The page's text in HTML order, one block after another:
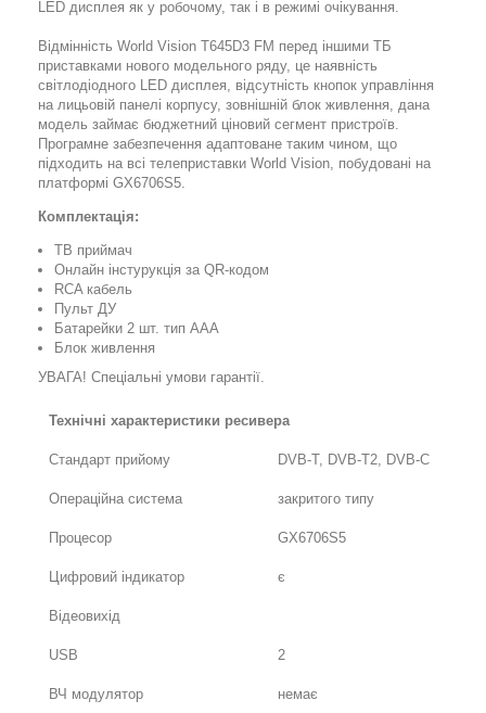
LED дисплея як у робочому, так і в режимі очікування.
Відмінність World Vision T645D3 FM перед іншими ТБ
приставками нового модельного ряду, це наявність
світлодіодного LED дисплея, відсутність кнопок управління
на лицьовій панелі корпусу, зовнішній блок живлення, дана
модель займає бюджетний ціновий сегмент пристроїв.
Програмне забезпечення адаптоване таким чином, що
підходить на всі телеприставки World Vision, побудовані на
платформі GX6706S5.
Комплектація:
ТВ приймач
Онлайн інстурукція за QR-кодом
RCA кабель
Пульт ДУ
Батарейки 2 шт. тип ААА
Блок живлення
УВАГА! Спеціальні умови гарантії.
Технічні характеристики ресивера
Стандарт прийому DVB-T, DVB-T2, DVB-C
Операційна система закритого типу
Процесор GX6706S5
Цифровий індикатор є
Відеовихід
USB 2
ВЧ модулятор немає